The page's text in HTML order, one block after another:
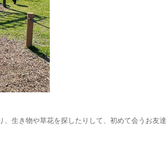
生き物や草花を探したりして、初めて会うお友達